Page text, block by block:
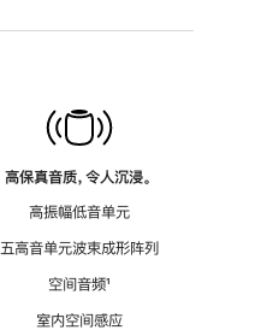
高保真音质，令人沉浸。
高振幅低音单元
五高音单元波束成形阵列
空间音频脚
¹
室内空间感应